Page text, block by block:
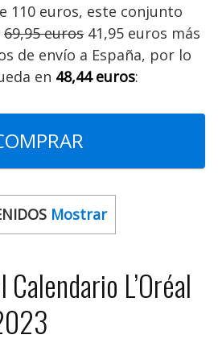
110 euros, este conjunto
69,95 euros 41,95 euros más
de envío a España, por lo
en 48,44 euros:
Mostrar
L’Oréal